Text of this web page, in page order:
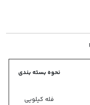
نحوه بسته بندی
فله کیلویی